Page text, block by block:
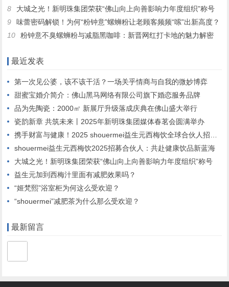
8
大城之光！新明珠集团荣获“佛山向上向善影响力年度组织”称号
9
味蕾密码解锁！为何“粉钟意”螺蛳粉让老顾客频频“嗦”出新高度？
10
粉钟意不臭螺蛳粉与减脂黑咖啡：新晋网红打卡地的魅力解密
最近发表
第一次见公婆，该不该干活？一场关乎情商与自我的微妙博弈
甜蜜宝婚介简介：佛山黑马网络有限公司旗下婚恋服务品牌
品为先陶瓷：2000㎡ 新展厅升级落成庆典在佛山盛大举行
瓷韵新章 共筑未来丨2025年新明珠集团媒体春茗会圆满举办
携手财富与健康！2025 shouermei益生元西梅饮全球合伙人招募启动”
shouermei益生元西梅饮2025招募合伙人：共赴健康饮品新蓝海
大城之光！新明珠集团荣获“佛山向上向善影响力年度组织”称号
益生元加到西梅汁里面有减肥效果吗？
“姬梵熙”浴室柜为何这么受欢迎？
“shouermei”减肥茶为什么那么受欢迎？
最新留言